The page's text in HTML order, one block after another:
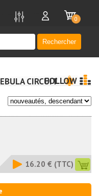
Rechercher
0
CIRCUITFOLLOW
16.20 € (TTC)